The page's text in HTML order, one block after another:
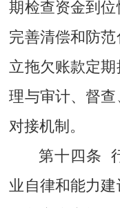
期检查资金到位
完善清偿和防
立拖欠账款定
理与审计、督
对接机制。
第十四条
业自律和能力